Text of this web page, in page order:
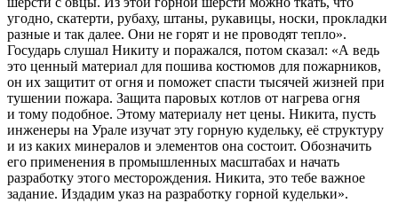
угодно, скатерти, рубаху, штаны, рукавицы, носки, прокладки
разные и так далее. Они не горят и не проводят тепло».
Государь слушал Никиту и поражался, потом сказал: «А ведь
это ценный материал для пошива костюмов для пожарников,
он их защитит от огня и поможет спасти тысячей жизней при
тушении пожара. Защита паровых котлов от нагрева огня
и тому подобное. Этому материалу нет цены. Никита, пусть
инженеры на Урале изучат эту горную кудельку, её структуру
и из каких минералов и элементов она состоит. Обозначить
его применения в промышленных масштабах и начать
разработку этого месторождения. Никита, это тебе важное
задание. Издадим указ на разработку горной кудельки».